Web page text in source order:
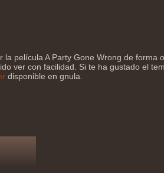
película A Party Gone Wrong de forma
ver con facilidad. Si te ha gustado el
disponible en gnula.